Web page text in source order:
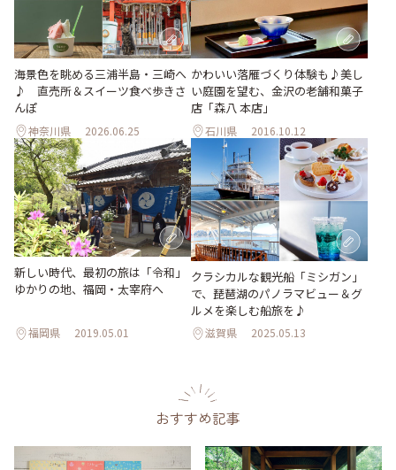
海景色を眺める三浦半島・三崎へ
♪ 直売所＆スイーツ食べ歩きさ
んぽ
神奈川県 2026.06.25
かわいい落雁づくり体験も♪美し
い庭園を望む、金沢の老舗和菓子
店「森八 本店」
石川県 2016.10.12
新しい時代、最初の旅は「令和」
ゆかりの地、福岡・太宰府へ
福岡県 2019.05.01
クラシカルな観光船「ミシガン」
で、琵琶湖のパノラマビュー＆グ
ルメを楽しむ船旅を♪
滋賀県 2025.05.13
おすすめ記事